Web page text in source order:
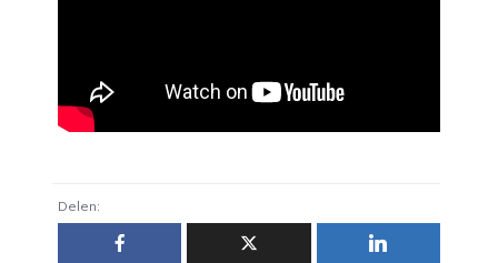
Delen: